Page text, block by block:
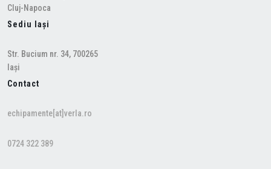
Cluj-Napoca
Sediu Iași
Str. Bucium nr. 34, 700265
Iași
Contact
echipamente[at]verla.ro
0724 322 389